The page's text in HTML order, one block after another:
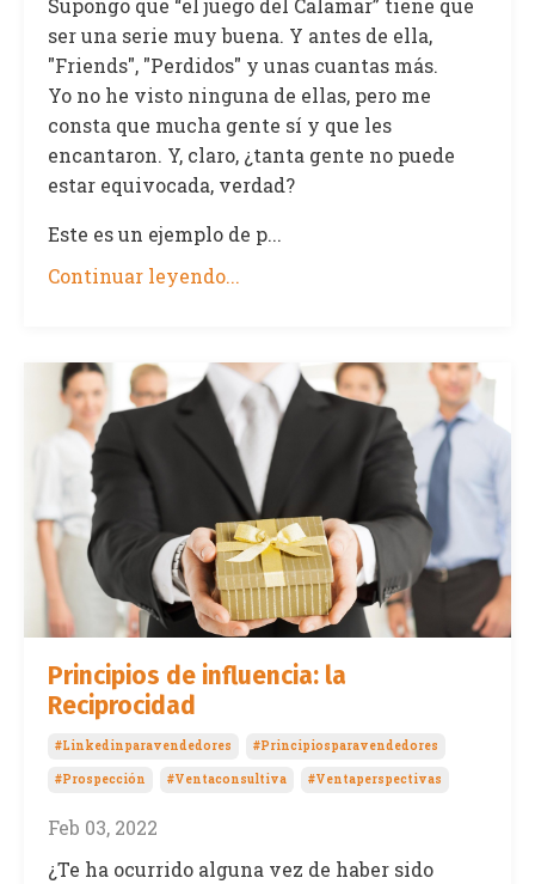
Supongo que “el juego del Calamar” tiene que
ser una serie muy buena. Y antes de ella,
"Friends", "Perdidos" y unas cuantas más.
Yo no he visto ninguna de ellas, pero me
consta que mucha gente sí y que les
encantaron. Y, claro, ¿tanta gente no puede
estar equivocada, verdad?
Este es un ejemplo de p...
Continuar leyendo...
Principios de influencia: la
Reciprocidad
#linkedinparavendedores #principiosparavendedores
#prospección #ventaconsultiva #ventaperspectivas
Feb 03, 2022
¿Te ha ocurrido alguna vez de haber sido